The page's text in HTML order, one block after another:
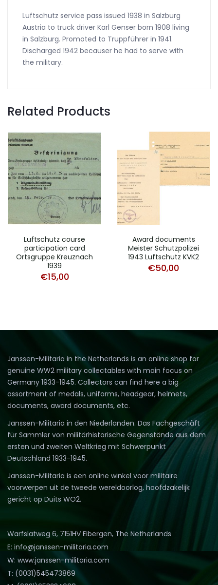
Luftschutz service pass issued 1938 in Salzburg
Austria to truck driver Karl Genser born 1908 living
in Salzburg. Promoted to Truppführer in 1941.
Discharged 1942 becauser he had to serve with
the military.
Related Products
Luftschutz course
participation card
Ortsgruppe Kreuznach
1939
€15,00
Award documents
Meister Schutzpolizei
1943 Luftschutz KVK2
€50,00
Janssen-Militaria in the Netherlands is an online shop for
genuine WW2 military collectables with main focus on
Germany 1933-1945. Collectors can find here a big
assortment of medals, uniforms, headgear, helmets,
documents, award documents, etc.
Janssen-Militaria in den Niederlanden. Das Fachgeschäft
für Sammler von militärhistorische Gegenstände aus dem
ersten und zweiten Weltkrieg mit Schwerpunkt
Deutschland 1933-1945.
Janssen-Militaria is een online winkel voor militaire
voorwerpen uit de tweede wereldoorlog, hoofdzakelijk
gericht op Duits WO2.
Warfslatweg 6, 7151HV Eibergen, The Netherlands
E: info@janssen-militaria.com
W: www.janssen-militaria.com
T: (0031)545473869